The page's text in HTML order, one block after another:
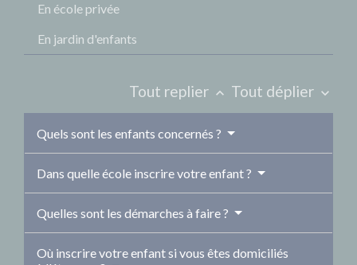
En école privée
En jardin d'enfants
Tout replier keyboard_arrow_up Tout déplier keyboard_arrow_down
Quels sont les enfants concernés ?
Dans quelle école inscrire votre enfant ?
Quelles sont les démarches à faire ?
Où inscrire votre enfant si vous êtes domiciliés